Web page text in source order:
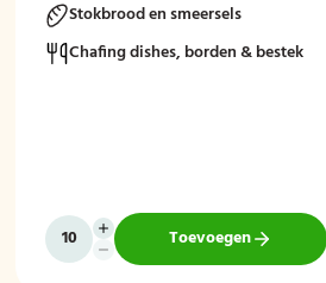
Stokbrood en smeersels
Chafing dishes, borden & bestek
Toevoegen